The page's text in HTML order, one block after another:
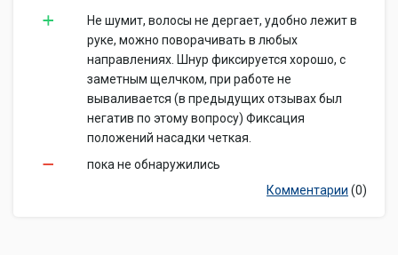
Не шумит, волосы не дергает, удобно лежит в
руке, можно поворачивать в любых
направлениях. Шнур фиксируется хорошо, с
заметным щелчком, при работе не
вываливается (в предыдущих отзывах был
негатив по этому вопросу) Фиксация
положений насадки четкая.
пока не обнаружились
Комментарии (0)